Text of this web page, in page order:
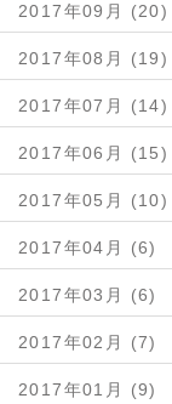
2017年09月 (20)
2017年08月 (19)
2017年07月 (14)
2017年06月 (15)
2017年05月 (10)
2017年04月 (6)
2017年03月 (6)
2017年02月 (7)
2017年01月 (9)